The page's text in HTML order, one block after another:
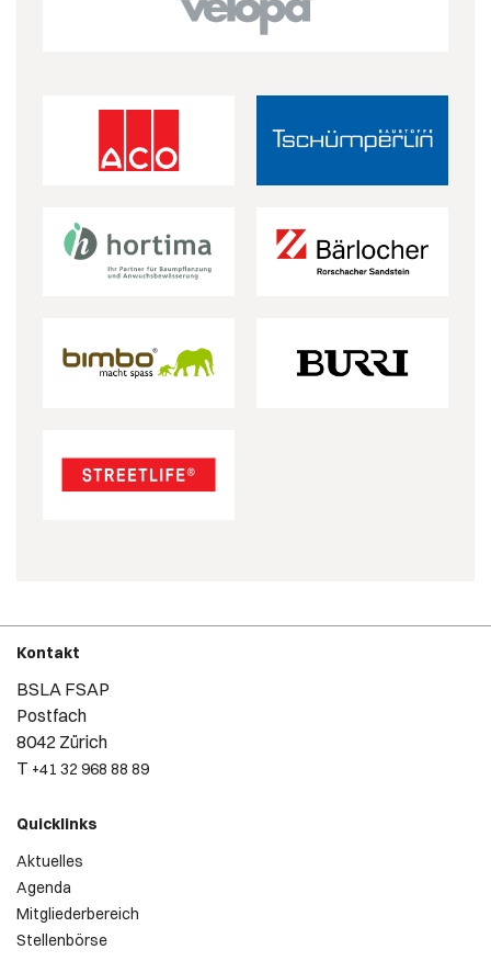
Kontakt
BSLA FSAP
Postfach
8042 Zürich
T +41 32 968 88 89
Quicklinks
Aktuelles
Agenda
Mitgliederbereich
Stellenbörse